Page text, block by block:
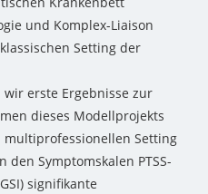
und Komplex-Liaison
Setting der
erste Ergebnisse zur
dieses Modellprojekts
Setting
Symptomskalen PTSS-
signifikante